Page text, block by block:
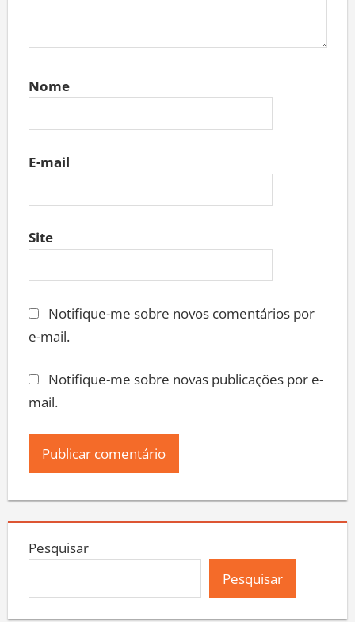
Nome
E-mail
Site
Notifique-me sobre novos comentários por
e-mail.
Notifique-me sobre novas publicações por e-
mail.
Pesquisar
Pesquisar